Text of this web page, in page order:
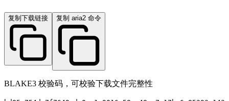
复制下载链接 复制 aria2 命令
BLAKE3 校验码，可校验下载文件完整性